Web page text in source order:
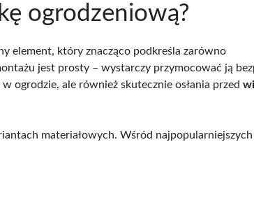
ogrodzeniową?
element, który znacząco podkreśla zarówno
jest prosty – wystarczy przymocować ją
w ogrodzie, ale również skutecznie osłania przed
materiałowych. Wśród najpopularniejszych